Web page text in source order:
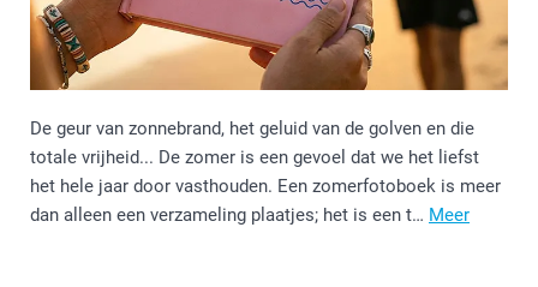
De geur van zonnebrand, het geluid van de golven en die
totale vrijheid... De zomer is een gevoel dat we het liefst
het hele jaar door vasthouden. Een zomerfotoboek is meer
dan alleen een verzameling plaatjes; het is een t… Meer